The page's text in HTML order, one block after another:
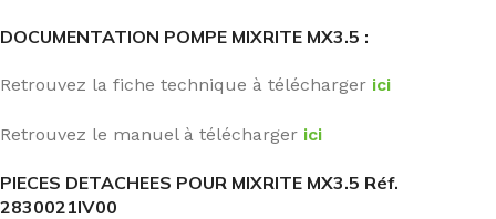
DOCUMENTATION POMPE MIXRITE MX3.5 :
Retrouvez la fiche technique à télécharger ici
Retrouvez le manuel à télécharger ici
PIECES DETACHEES POUR MIXRITE MX3.5 Réf.
2830021IV00